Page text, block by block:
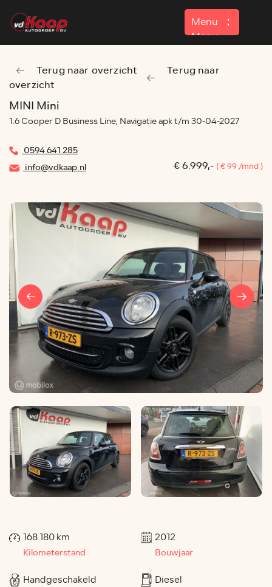
Menu
Menu
Home
Aanbod
Contact
Terug naar overzicht
Terug naar
overzicht
MINI Mini
1.6 Cooper D Business Line, Navigatie apk t/m 30-04-2027
0594 641 285
info@vdkaap.nl
€ 6.999,- ( € 99 /mnd )
168.180 km
Kilometerstand
2012
Bouwjaar
Handgeschakeld Diesel